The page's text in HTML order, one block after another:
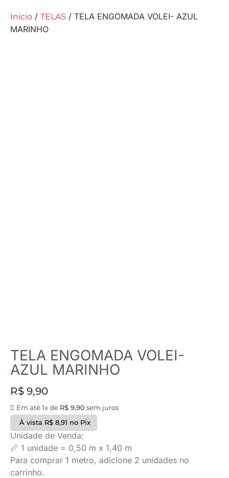
Início / TELAS / TELA ENGOMADA VOLEI- AZUL
MARINHO
TELA ENGOMADA VOLEI-
AZUL MARINHO
R$ 9,90
Em até 1x de R$ 9,90 sem juros
À vista R$8,91 no Pix
Unidade de Venda:
📏 1 unidade = 0,50 m x 1,40 m
Para comprar 1 metro, adicione 2 unidades no
carrinho.